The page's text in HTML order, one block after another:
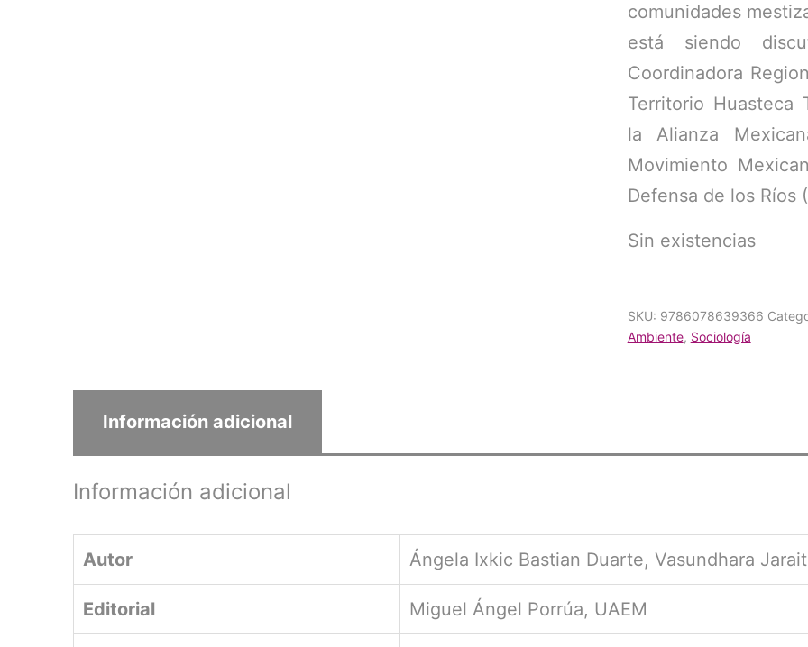
comunidades
está siendo
Coordinadora
Territorio Huasteca
la Alianza
Movimiento
Defensa de los Ríos
Sin existencias
SKU: 9786078639366
Ambiente, Sociología
Información adicional
Información adicional
Autor Ángela Ixkic Bastian Duarte, Vasundhara
Editorial Miguel Ángel Porrúa, UAEM